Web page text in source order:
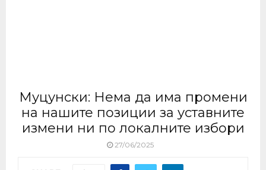
Муцунски: Нема да има промени
на нашите позиции за уставните
измени ни по локалните избори
27/06/2025